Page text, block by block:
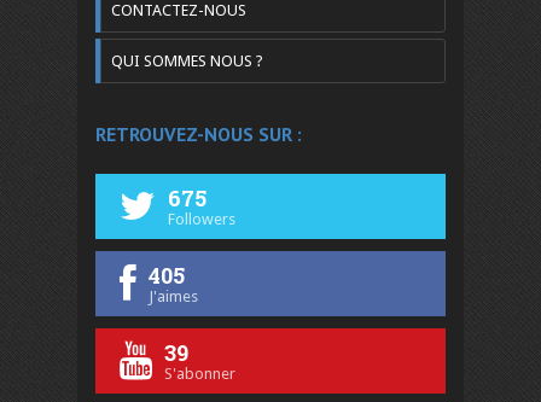
CONTACTEZ-NOUS
QUI SOMMES NOUS ?
RETROUVEZ-NOUS SUR :
675
Followers
405
J'aimes
39
S'abonner